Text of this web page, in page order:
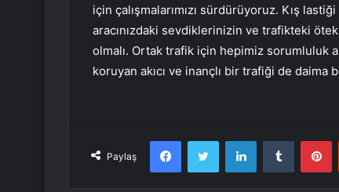
için çalışmalarımızı sürdürüyoruz. Kış
aracınızdaki sevdiklerinizin ve trafikteki
olmalı. Ortak trafik için hepimiz sorumluluk
koruyan akıcı ve inançlı bir trafiği de daima
Paylaş
FacebookTwitter LinkedInTumblr